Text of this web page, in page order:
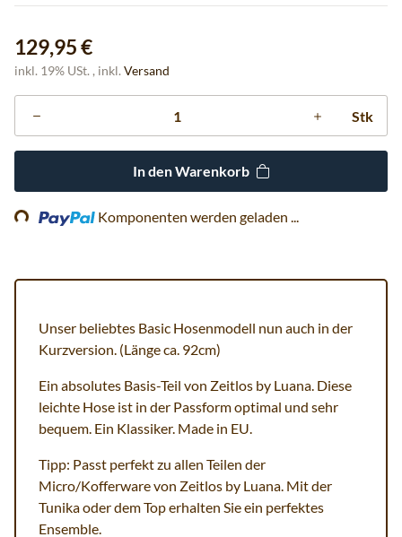
129,95 €
inkl. 19% USt. , inkl. Versand
Stk
In den Warenkorb
Komponenten werden geladen ...
Unser beliebtes Basic Hosenmodell nun auch in der
Kurzversion. (Länge ca. 92cm)
Ein absolutes Basis-Teil von Zeitlos by Luana. Diese
leichte Hose ist in der Passform optimal und sehr
bequem. Ein Klassiker. Made in EU.
Tipp: Passt perfekt zu allen Teilen der
Micro/Kofferware von Zeitlos by Luana. Mit der
Tunika oder dem Top erhalten Sie ein perfektes
Ensemble.